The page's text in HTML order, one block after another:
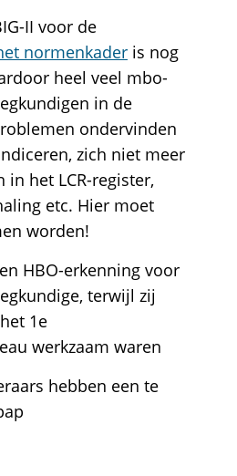
II voor de
normenkaderis nog
heel veel mbo-
in de
ondervinden
zich niet meer
het LCR-register,
etc. Hier moet
worden!
HBO-erkenning voor
terwijl zij
1e
werkzaam waren
hebben een te